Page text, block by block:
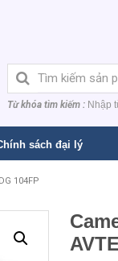
Từ khóa tìm kiếm : Nhập
sách đại lý
104FP